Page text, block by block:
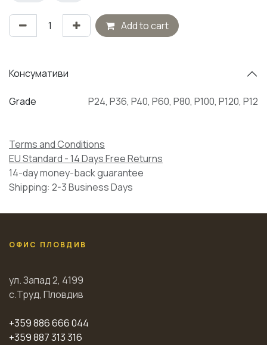
Add to cart
Консумативи
Grade P24, P36, P40, P60, P80, P100, P120, P12
Terms and Conditions
EU Standard - 14 Days Free Returns
14-day money-back guarantee
Shipping: 2-3 Business Days
ОФИС ПЛОВДИВ
ул. Запад 2, 4199
с.Труд, Пловдив
+359 886 666 044
+359 887 313 316